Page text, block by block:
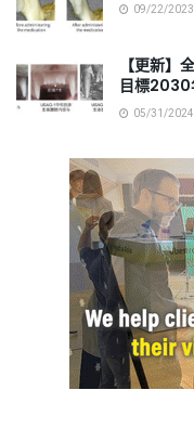
09/22/2023
【更新】
目標2030
05/31/2024